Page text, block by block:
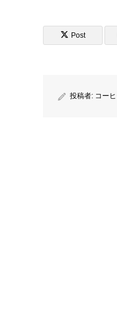
Post
投稿者: コー